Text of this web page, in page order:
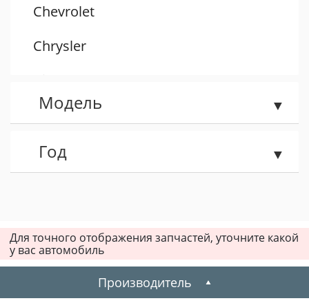
Chevrolet
Chrysler
Dacia
Daewoo
Ford
Модель
Год
Для точного отображения запчастей, уточните какой
у вас автомобиль
Производитель